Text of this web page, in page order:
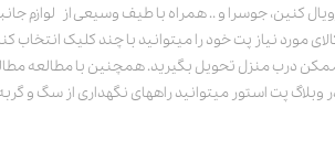
کنین، جوسرا و .. همراه با طیف وسیعی از لوازم
مورد نیاز پت خود را میتوانید با چند کلیک انتخاب
درب منزل تحویل بگیرید. همچنین با مطالعه
وبلاگ پت استور میتوانید راههای نگهداری از سگ و